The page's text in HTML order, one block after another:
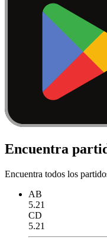
Encuentra
Encuentra todos los
AB
5.21
CD
5.21